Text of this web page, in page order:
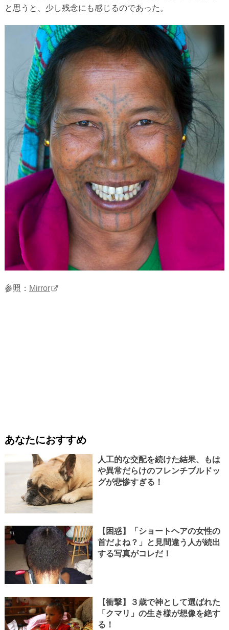
と思うと、少し残念にも感じるのであった。
参照： Mirror
あなたにおすすめ
人工的な交配を続けた結果、もは
や異常だらけのフレンチブルドッ
グが悲惨すぎる！
【困惑】「ショートヘアの女性の
首だよね？」と見間違う人が続出
する写真がコレだ！
【衝撃】３歳で神として選ばれた
「クマリ」の生き様が想像を絶す
る！